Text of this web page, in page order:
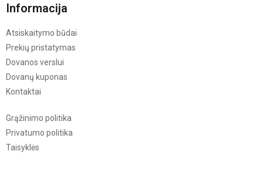
Informacija
Atsiskaitymo būdai
Prekių pristatymas
Dovanos verslui
Dovanų kuponas
Kontaktai
Grąžinimo politika
Privatumo politika
Taisyklės